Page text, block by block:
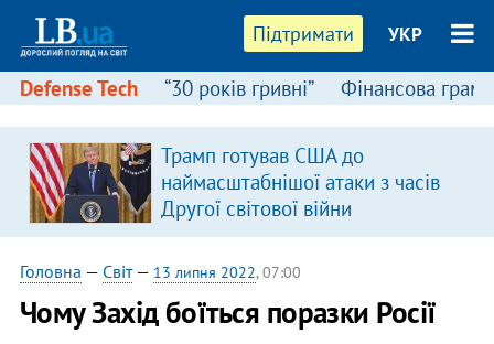
Підтримати УКР
Defense Tech “30 років гривні” Фінансова
Трамп готував США до
наймасштабнішої атаки з часів
Другої світової війни
Головна — Світ— 13 липня 2022, 07:00
Чому Захід боїться поразки Росії